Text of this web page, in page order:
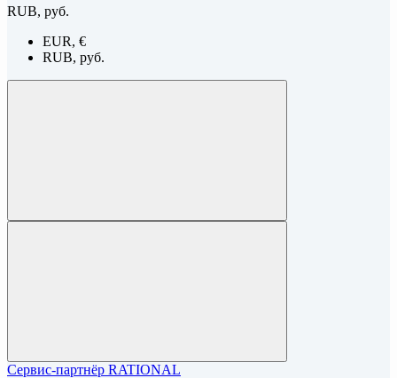
RUB, руб.
EUR, €
RUB, руб.
Сервис-партнёр RATIONAL